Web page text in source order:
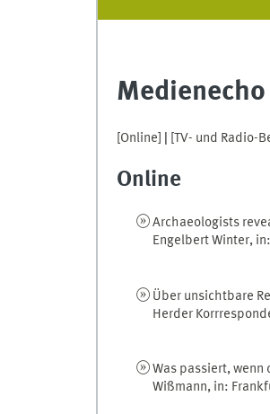
[Online] [TV- und Radio-
Online
Archaeologists
Engelbert Winter,
Über unsichtbare
Herder
Was passiert, wenn
Wißmann, in: